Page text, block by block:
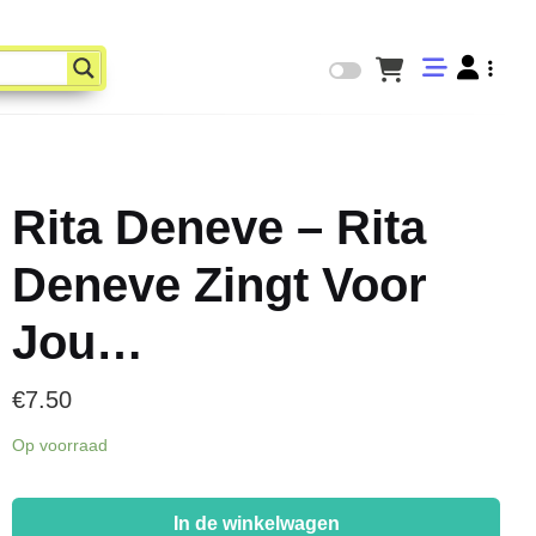
Rita Deneve – Rita
Deneve Zingt Voor
Jou…
€7.50
Op voorraad
In de winkelwagen